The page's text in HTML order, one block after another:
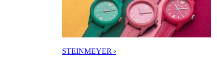
STEINMEYER ›